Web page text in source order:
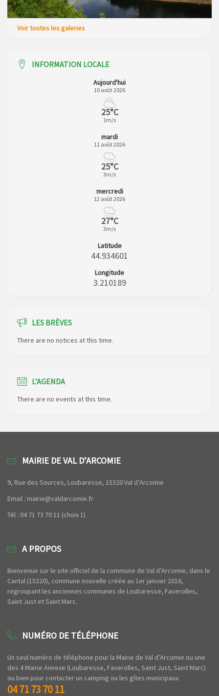
Voir toutes les galeries
INFORMATION LOCALE
Aujourd'hui
10 août 2026
25°C
1m/s
mardi
11 août 2026
25°C
3m/s
mercredi
12 août 2026
27°C
3m/s
Latitude
44.934601
Longitude
3.210189
LES BRÈVES
There are no notices at this time.
L’AGENDA
There are no events at this time.
MAIRIE DE VAL D’ARCOMIE
9, Rue des Sources, Loubaresse, 15320 Val d’Arcomie
Email : mairie@valdarcomie.fr
Tél : 04 71 73 70 11 (choix 1)
A PROPOS
Bienvenue sur le site officiel de la commune de Val d’Arcomie, dans le
Cantal (15320), commune nouvelle créée au 1er janvier 2016,
regroupant les anciennes communes de Loubaresse, Faverolles,
Saint Just et Saint Marc.
NUMÉRO DE TÉLÉPHONE
Un seul numéro de téléphone pour la Mairie de Val d’Arcomie ou une
des 4 Mairie Annexe (Loubaresse, Faverolles, Saint Just, Saint Marc)
ou bien pour contacter un camping ou les gîtes municipaux.
04 71 73 70 11